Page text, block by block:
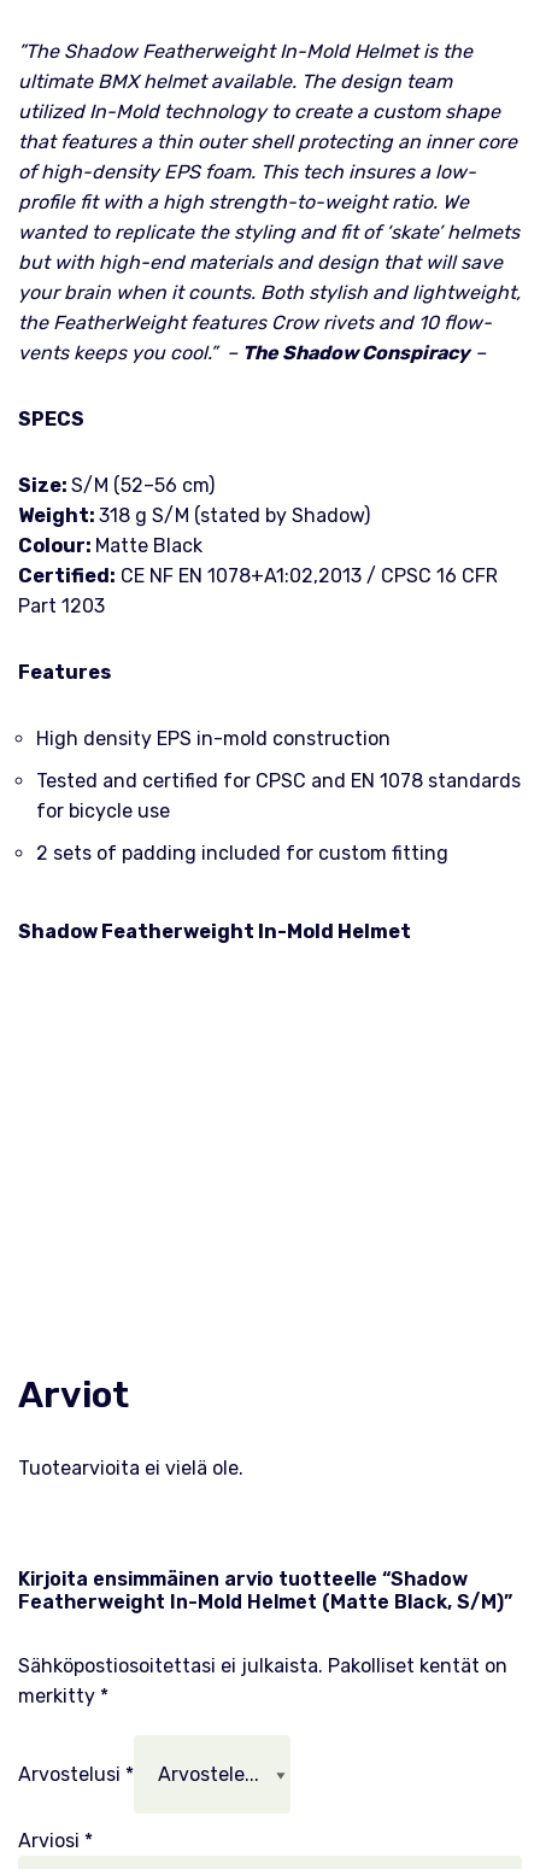
”The Shadow Featherweight In-Mold Helmet is the
ultimate BMX helmet available. The design team
utilized In-Mold technology to create a custom shape
that features a thin outer shell protecting an inner core
of high-density EPS foam. This tech insures a low-
profile fit with a high strength-to-weight ratio. We
wanted to replicate the styling and fit of ‘skate’ helmets
but with high-end materials and design that will save
your brain when it counts. Both stylish and lightweight,
the FeatherWeight features Crow rivets and 10 flow-
vents keeps you cool.” – The Shadow Conspiracy–
SPECS
Size: S/M (52–56 cm)
Weight: 318 g S/M (stated by Shadow)
Colour: Matte Black
Certified: CE NF EN 1078+A1:02,2013 / CPSC 16 CFR
Part 1203
Features
High density EPS in-mold construction
Tested and certified for CPSC and EN 1078 standards
for bicycle use
2 sets of padding included for custom fitting
Shadow Featherweight In-Mold Helmet
Arviot
Tuotearvioita ei vielä ole.
Kirjoita ensimmäinen arvio tuotteelle “Shadow
Featherweight In-Mold Helmet (Matte Black, S/M)”
Sähköpostiosoitettasi ei julkaista. Pakolliset kentät on
merkitty *
Arvostelusi *
Arviosi *